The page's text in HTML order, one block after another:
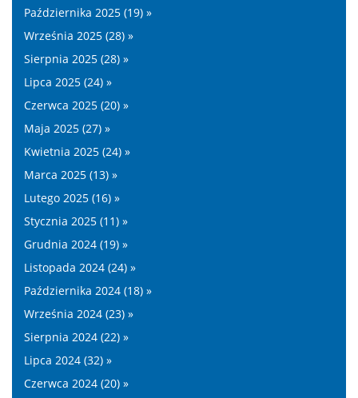
Października 2025 (19) »
Września 2025 (28) »
Sierpnia 2025 (28) »
Lipca 2025 (24) »
Czerwca 2025 (20) »
Maja 2025 (27) »
Kwietnia 2025 (24) »
Marca 2025 (13) »
Lutego 2025 (16) »
Stycznia 2025 (11) »
Grudnia 2024 (19) »
Listopada 2024 (24) »
Października 2024 (18) »
Września 2024 (23) »
Sierpnia 2024 (22) »
Lipca 2024 (32) »
Czerwca 2024 (20) »